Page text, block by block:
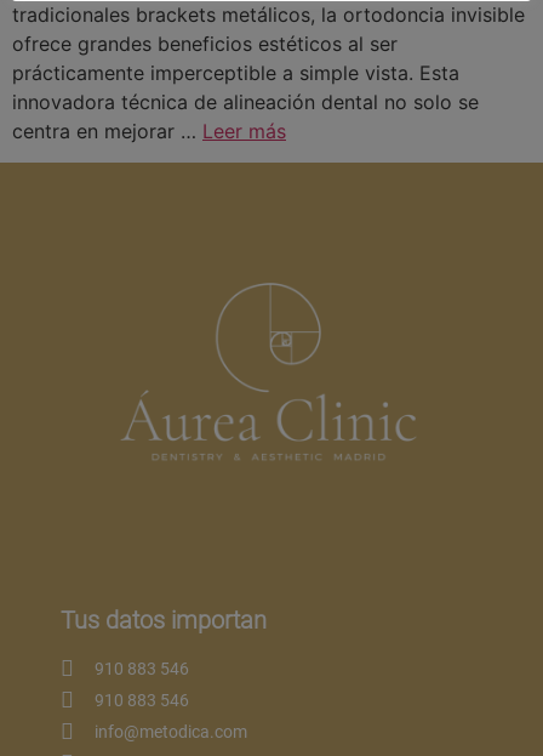
tradicionales brackets metálicos, la ortodoncia invisible
ofrece grandes beneficios estéticos al ser
prácticamente imperceptible a simple vista. Esta
innovadora técnica de alineación dental no solo se
centra en mejorar … Leer más
Tus datos importan
910 883 546
910 883 546
info@metodica.com